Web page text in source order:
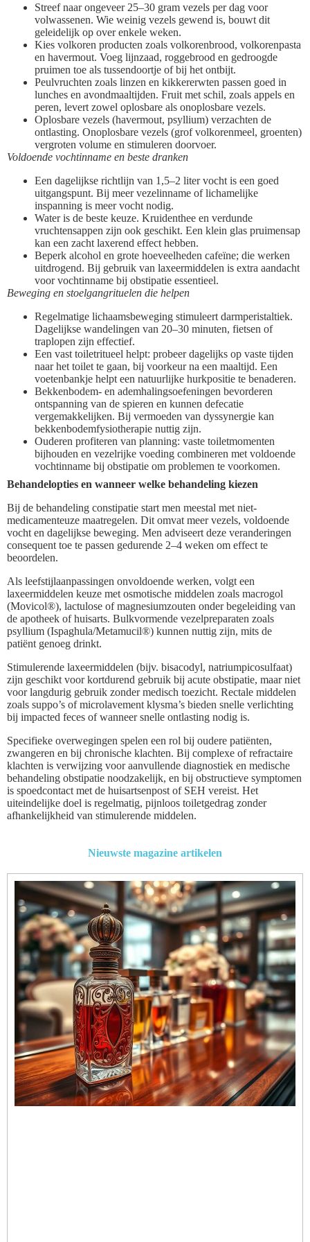
Streef naar ongeveer 25–30 gram vezels per dag voor
volwassenen. Wie weinig vezels gewend is, bouwt dit
geleidelijk op over enkele weken.
Kies volkoren producten zoals volkorenbrood, volkorenpasta
en havermout. Voeg lijnzaad, roggebrood en gedroogde
pruimen toe als tussendoortje of bij het ontbijt.
Peulvruchten zoals linzen en kikkererwten passen goed in
lunches en avondmaaltijden. Fruit met schil, zoals appels en
peren, levert zowel oplosbare als onoplosbare vezels.
Oplosbare vezels (havermout, psyllium) verzachten de
ontlasting. Onoplosbare vezels (grof volkorenmeel, groenten)
vergroten volume en stimuleren doorvoer.
Voldoende vochtinname en beste dranken
Een dagelijkse richtlijn van 1,5–2 liter vocht is een goed
uitgangspunt. Bij meer vezelinname of lichamelijke
inspanning is meer vocht nodig.
Water is de beste keuze. Kruidenthee en verdunde
vruchtensappen zijn ook geschikt. Een klein glas pruimensap
kan een zacht laxerend effect hebben.
Beperk alcohol en grote hoeveelheden cafeïne; die werken
uitdrogend. Bij gebruik van laxeermiddelen is extra aandacht
voor vochtinname bij obstipatie essentieel.
Beweging en stoelgangrituelen die helpen
Regelmatige lichaamsbeweging stimuleert darmperistaltiek.
Dagelijkse wandelingen van 20–30 minuten, fietsen of
traplopen zijn effectief.
Een vast toiletritueel helpt: probeer dagelijks op vaste tijden
naar het toilet te gaan, bij voorkeur na een maaltijd. Een
voetenbankje helpt een natuurlijke hurkpositie te benaderen.
Bekkenbodem- en ademhalingsoefeningen bevorderen
ontspanning van de spieren en kunnen defecatie
vergemakkelijken. Bij vermoeden van dyssynergie kan
bekkenbodemfysiotherapie nuttig zijn.
Ouderen profiteren van planning: vaste toiletmomenten
bijhouden en vezelrijke voeding combineren met voldoende
vochtinname bij obstipatie om problemen te voorkomen.
Behandelopties en wanneer welke behandeling kiezen
Bij de behandeling constipatie start men meestal met niet-
medicamenteuze maatregelen. Dit omvat meer vezels, voldoende
vocht en dagelijkse beweging. Men adviseert deze veranderingen
consequent toe te passen gedurende 2–4 weken om effect te
beoordelen.
Als leefstijlaanpassingen onvoldoende werken, volgt een
laxeermiddelen keuze met osmotische middelen zoals macrogol
(Movicol®), lactulose of magnesiumzouten onder begeleiding van
de apotheek of huisarts. Bulkvormende vezelpreparaten zoals
psyllium (Ispaghula/Metamucil®) kunnen nuttig zijn, mits de
patiënt genoeg drinkt.
Stimulerende laxeermiddelen (bijv. bisacodyl, natriumpicosulfaat)
zijn geschikt voor kortdurend gebruik bij acute obstipatie, maar niet
voor langdurig gebruik zonder medisch toezicht. Rectale middelen
zoals suppo’s of microlavement klysma’s bieden snelle verlichting
bij impacted feces of wanneer snelle ontlasting nodig is.
Specifieke overwegingen spelen een rol bij oudere patiënten,
zwangeren en bij chronische klachten. Bij complexe of refractaire
klachten is verwijzing voor aanvullende diagnostiek en medische
behandeling obstipatie noodzakelijk, en bij obstructieve symptomen
is spoedcontact met de huisartsenpost of SEH vereist. Het
uiteindelijke doel is regelmatig, pijnloos toiletgedrag zonder
afhankelijkheid van stimulerende middelen.
Nieuwste magazine artikelen